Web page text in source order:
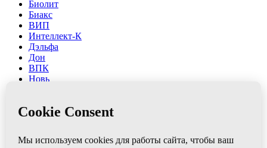
Биолит
Биакс
ВИП
Интеллект-К
Дэльфа
Дон
ВПК
Новь
Ляпко
ЮГ